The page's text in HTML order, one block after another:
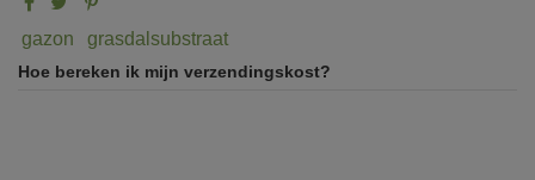
gazon grasdalsubstraat
Hoe bereken ik mijn verzendingskost?